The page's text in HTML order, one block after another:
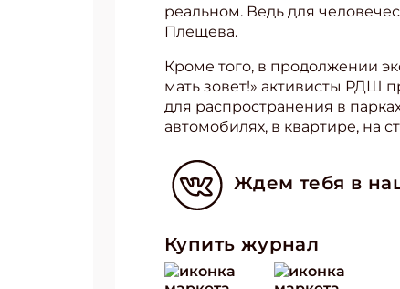
реальном. Ведь для
Плещева.
Кроме того, в продолжении
мать зовет!» активисты РДШ
для распространения в
автомобилях, в квартире, на
Ждем тебя в
Купить журнал